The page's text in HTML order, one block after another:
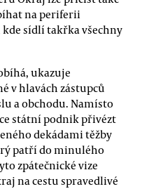
na periferii
sídlí takřka všechny
ukazuje
v hlavách zástupců
a obchodu. Namísto
státní podnik přivézt
dekádami těžby
patří do minulého
zpátečnické vize
na cestu spravedlivé